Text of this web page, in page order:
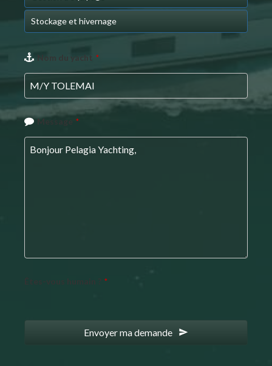
Stockage et hivernage
Email
Address *
Nom du yacht *
Message *
Êtes-vous humain ? *
Envoyer ma demande